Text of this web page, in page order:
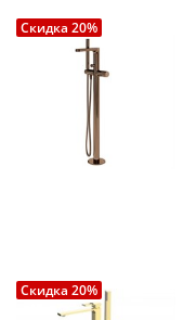
Скидка 20%
Скидка 20%